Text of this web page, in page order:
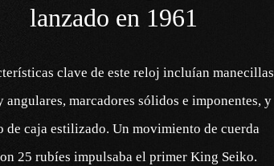
lanzado en 1961
clave de este reloj incluían manecillas
angulares, marcadores sólidos e imponentes, y
de caja estilizado. Un movimiento de cuerda
25 rubíes impulsaba el primerKing Seiko.